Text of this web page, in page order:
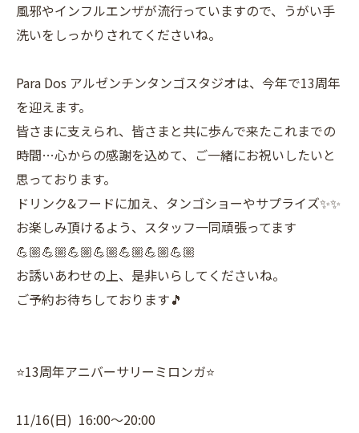
風邪やインフルエンザが流行っていますので、うがい手
洗いをしっかりされてくださいね。
Para Dos アルゼンチンタンゴスタジオは、今年で13周年
を迎えます。
皆さまに支えられ、皆さまと共に歩んで来たこれまでの
時間…心からの感謝を込めて、ご一緒にお祝いしたいと
思っております。
ドリンク&フードに加え、タンゴショーやサプライズ✨✨
お楽しみ頂けるよう、スタッフ一同頑張ってます
💪🏼💪🏼💪🏼💪🏼💪🏼💪🏼💪🏼
お誘いあわせの上、是非いらしてくださいね。
ご予約お待ちしております🎵
⭐️13周年アニバーサリーミロンガ⭐️
11/16(日) 16:00〜20:00